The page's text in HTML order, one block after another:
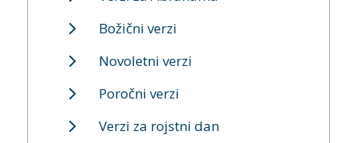
Božični verzi
Novoletni verzi
Poročni verzi
Verzi za rojstni dan